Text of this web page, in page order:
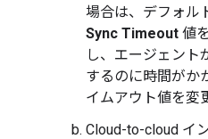
場合は、デフォル
Sync Timeout 値
し、エージェント
するのに時間がか
イムアウト値を変
Cloud-to-cloud イ